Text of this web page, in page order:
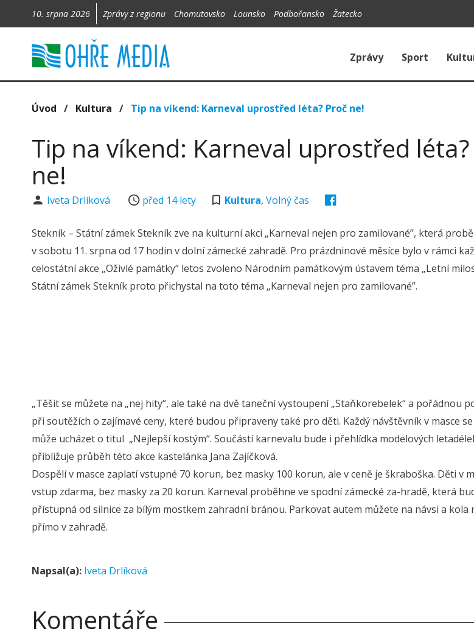
10. srpna 2026 Zprávy z regionu Chomutovsko Lounsko Podbořansko Žatecko
Zprávy Sport
Úvod / Kultura / Tip na víkend: Karneval uprostřed léta? Proč ne!
Tip na víkend: Karneval uprostřed
ne!
Iveta Drlíková před 14 lety Kultura,Volný čas
Stekník – Státní zámek Stekník zve na kulturní akci „Karneval nejen pro zamilované”, která
v sobotu 11. srpna od 17 hodin v dolní zámecké zahradě. Pro prázdninové měsíce bylo v rámci
celostátní akce „Oživlé památky“ letos zvoleno Národním památkovým ústavem téma „Letní
Státní zámek Stekník proto přichystal na toto téma „Karneval nejen pro zamilované”.
„Těšit se můžete na „nej hity“, ale také na dvě taneční vystoupení „Staňkorebelek“ a pořádnou
při soutěžích o zajímavé ceny, které budou připraveny také pro děti. Každý návštěvník v masce
může ucházet o titul „Nejlepší kostým“. Součástí karnevalu bude i přehlídka modelových
přibližuje průběh této akce kastelánka Jana Zajíčková.
Dospělí v masce zaplatí vstupné 70 korun, bez masky 100 korun, ale v ceně je škraboška. Děti v
vstup zdarma, bez masky za 20 korun. Karneval proběhne ve spodní zámecké za-hradě, která
přístupná od silnice za bílým mostkem zahradní bránou. Parkovat autem můžete na návsi a kola
přímo v zahradě.
Napsal(a): Iveta Drlíková
Komentáře